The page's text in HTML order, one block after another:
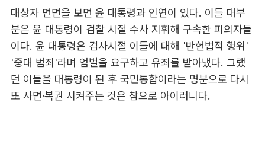
대상자 면면을 보면 윤 대통령과 인연이 있다. 이들 대부
분은 윤 대통령이 검찰 시절 수사 지휘해 구속한 피의자들
이다. 윤 대통령은 검사시절 이들에 대해 '반헌법적 행위'
'중대 범죄'라며 엄벌을 요구하고 유죄를 받아냈다. 그랬
던 이들을 대통령이 된 후 국민통합이라는 명분으로 다시
또 사면·복권 시켜주는 것은 참으로 아이러니다.